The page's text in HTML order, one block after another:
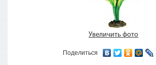
Увеличить фото
Поделиться